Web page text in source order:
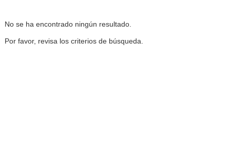
No se ha encontrado ningún resultado.
Por favor, revisa los criterios de búsqueda.